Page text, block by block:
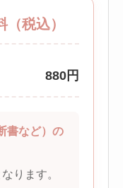
税込）
880円
書など）の
ります。